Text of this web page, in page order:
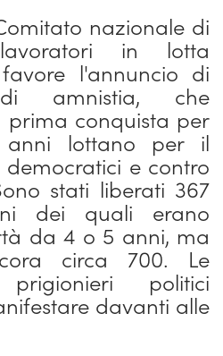
nazionale di
in lotta
l'annuncio di
amnistia, che
prima conquista per
lottano per il
e contro
stati liberati 367
dei quali erano
da 4 o 5 anni, ma
circa 700. Le
politici
davanti alle